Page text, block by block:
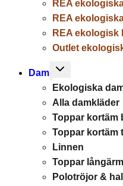
REA
REA
REA ekologisk
Outlet
Dam
Toggle
menu
Ekologiska
Alla damkläder
Toppar kortäm
Toppar kortäm
Linnen
Toppar långärm
Polotröjor &